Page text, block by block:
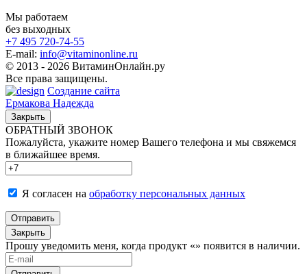
Мы работаем
без выходных
+7 495 720-74-55
E-mail: info@vitaminonline.ru
© 2013 - 2026 ВитаминОнлайн.ру
Все права защищены.
Создание сайта
Ермакова Надежда
Закрыть
ОБРАТНЫЙ ЗВОНОК
Пожалуйста, укажите номер Вашего телефона и мы свяжемся
в ближайшее время.
Я согласен на обработку персональных данных
Отправить
Закрыть
Прошу уведомить меня, когда продукт «» появится в наличии.